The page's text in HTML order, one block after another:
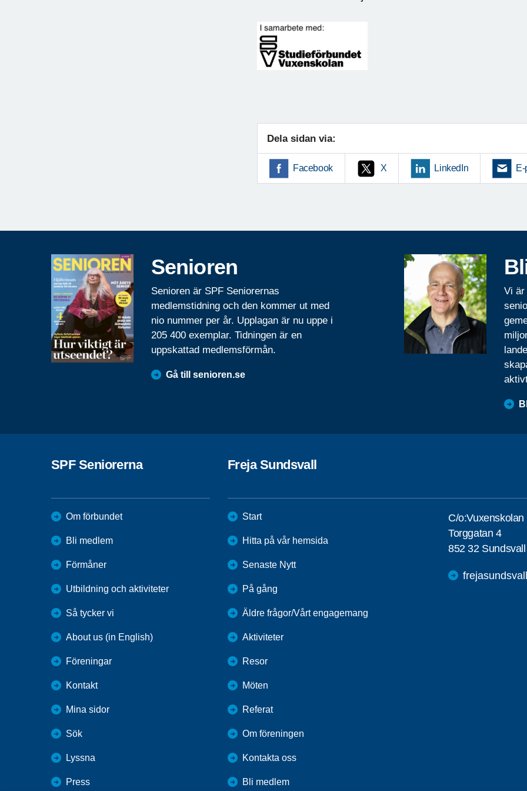
Dela sidan via:
Facebook X LinkedIn
Senioren
Senioren är SPF Seniorernas
medlemstidning och den kommer ut med
nio nummer per år. Upplagan är nu uppe i
205 400 exemplar. Tidningen är en
uppskattad medlemsförmån.
Gå till senioren.se
Vi är
SPF Seniorerna
Om förbundet
Bli medlem
Förmåner
Utbildning och aktiviteter
Så tycker vi
About us (in English)
Föreningar
Kontakt
Mina sidor
Sök
Lyssna
Press
Freja Sundsvall
Start
Hitta på vår hemsida
Senaste Nytt
På gång
Äldre frågor/Vårt engagemang
Aktiviteter
Resor
Möten
Referat
Om föreningen
Kontakta oss
Bli medlem
C/o:Vuxenskolan
Torggatan 4
852 32 Sundsvall